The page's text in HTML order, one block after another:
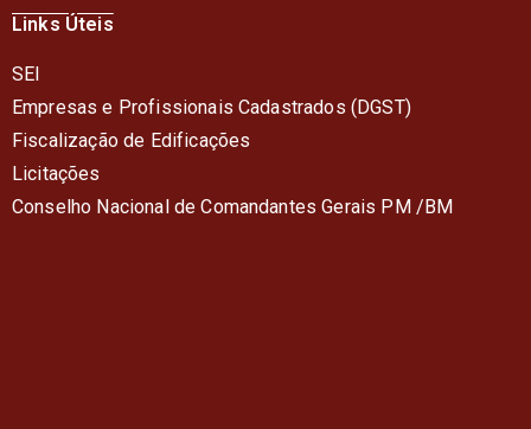
Links Úteis
SEI
Empresas e Profissionais Cadastrados (DGST)
Fiscalização de Edificações
Licitações
Conselho Nacional de Comandantes Gerais PM /BM